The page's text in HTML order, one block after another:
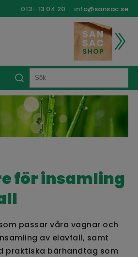
013- 13 04 20 info@sansac.se
för insamling
passar våra vagnar och
av elavfall, samt
praktiska bärhandtag som